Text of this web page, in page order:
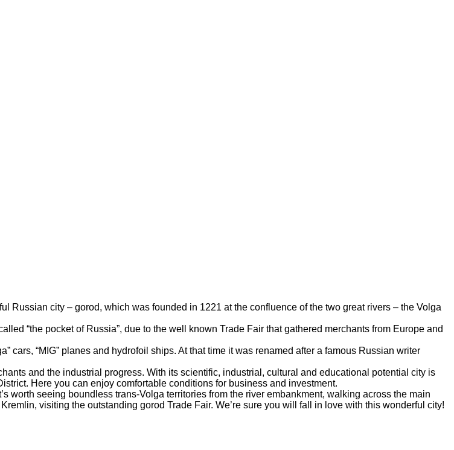
Russian city – gorod, which was founded in 1221 at the confluence of the two great rivers – the Volga
“the pocket of Russia”, due to the well known Trade Fair that gathered merchants from Europe and
cars, “MIG” planes and hydrofoil ships. At that time it was renamed after a famous Russian writer
and the industrial progress. With its scientific, industrial, cultural and educational potential city is
Here you can enjoy comfortable conditions for business and investment.
worth seeing boundless trans-Volga territories from the river embankment, walking across the main
visiting the outstanding gorod Trade Fair. We’re sure you will fall in love with this wonderful city!